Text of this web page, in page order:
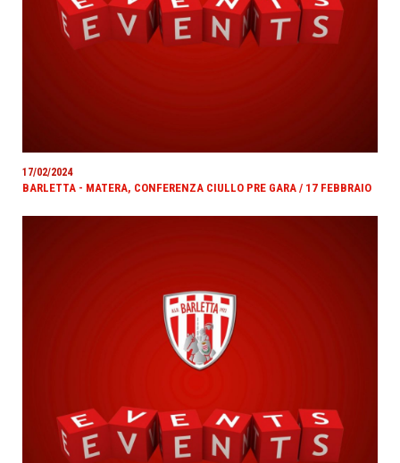
17/02/2024
BARLETTA - MATERA, CONFERENZA CIULLO PRE GARA / 17 FEBBRAIO